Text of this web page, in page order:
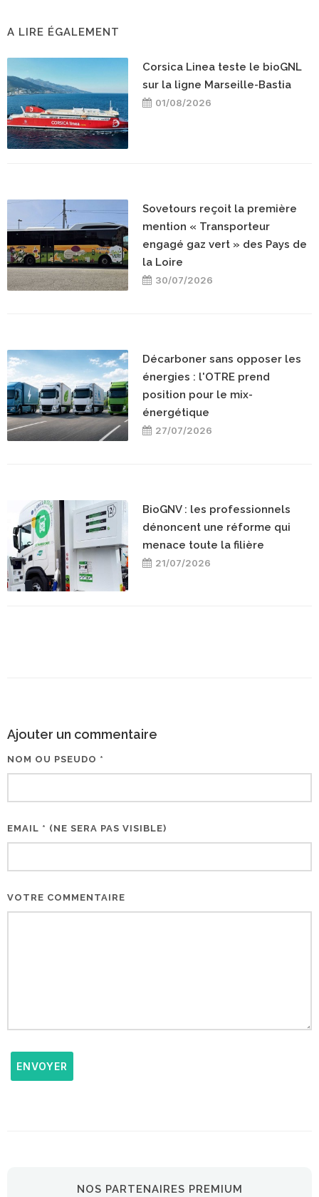
A LIRE ÉGALEMENT
Corsica Linea teste le bioGNL
sur la ligne Marseille-Bastia
01/08/2026
Sovetours reçoit la première
mention « Transporteur
engagé gaz vert » des Pays de
la Loire
30/07/2026
Décarboner sans opposer les
énergies : l'OTRE prend
position pour le mix-
énergétique
27/07/2026
BioGNV : les professionnels
dénoncent une réforme qui
menace toute la filière
21/07/2026
Ajouter un commentaire
NOM OU PSEUDO *
EMAIL * (NE SERA PAS VISIBLE)
VOTRE COMMENTAIRE
ENVOYER
NOS PARTENAIRES PREMIUM